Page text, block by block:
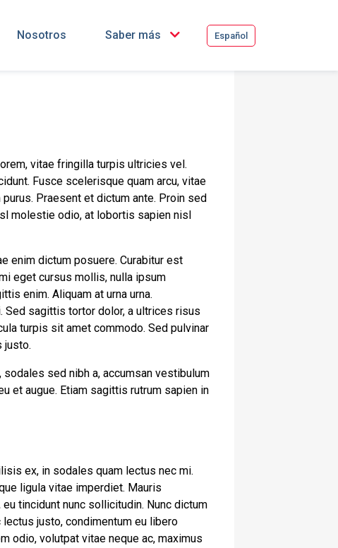
Nosotros Saber más Español
vitae fringilla turpis ultricies vel.
Fusce scelerisque quam arcu, vitae
Praesent et dictum ante. Proin sed
molestie odio, at lobortis sapien nisl
enim dictum posuere. Curabitur est
eget cursus mollis, nulla ipsum
enim. Aliquam at urna urna.
Sed sagittis tortor dolor, a ultrices risus
turpis sit amet commodo. Sed pulvinar
justo.
sed nibh a, accumsan vestibulum
et augue. Etiam sagittis rutrum sapien in
ex, in sodales quam lectus nec mi.
ligula vitae imperdiet. Mauris
tincidunt nunc sollicitudin. Nunc dictum
justo, condimentum eu libero
odio, volutpat vitae neque ac, maximus